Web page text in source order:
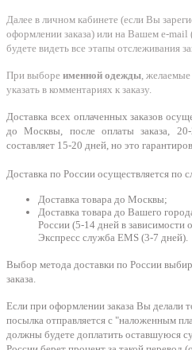
Далее в личном кабинете (если Вы
оформлении заказа) или на Вашем e-mail
будете видеть все этапы отслеживания
При выборе именной одежды,
указать в комментариях к заказу.
Доставка всех оплаченных заказов
до Москвы, после оплаты заказа,
составляет 15-20 дней, но это
Доставка по России осуществляется по
Доставка товара до Москвы;
Доставка товара до Вашего
России (5-14 дней в зависимости
Экспресс служба EMS (3-7 дней).
Выбор метода доставки по России
заказа.
Если при оформлении заказа Вы делали
посылка отправляется с "наложенным
должны будете доплатить оставшуюся